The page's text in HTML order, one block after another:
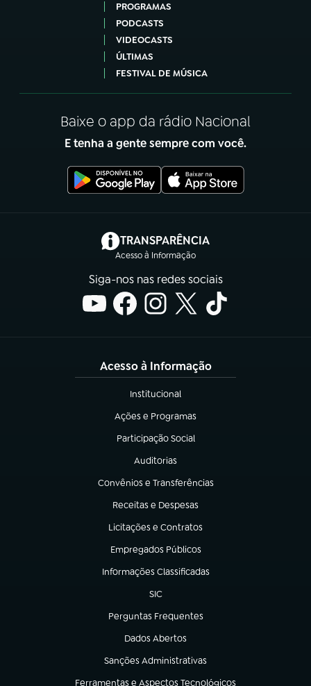
PROGRAMAS
PODCASTS
VIDEOCASTS
ÚLTIMAS
FESTIVAL DE MÚSICA
Baixe o app da rádio Nacional
E tenha a gente sempre com você.
TRANSPARÊNCIA
Acesso à Informação
(abre em nova aba)
Siga-nos nas redes sociais
Acesso à Informação
Institucional
(abre em nova aba)
Ações e Programas
(abre em nova aba)
Participação Social
(abre em nova aba)
Auditorias
(abre em nova aba)
Convênios e Transferências
(abre em nova aba)
Receitas e Despesas
(abre em nova aba)
Licitações e Contratos
(abre em nova aba)
Empregados Públicos
(abre em nova aba)
Informações Classificadas
(abre em nova aba)
SIC
(abre em nova aba)
Perguntas Frequentes
(abre em nova aba)
Dados Abertos
(abre em nova aba)
Sanções Administrativas
(abre em nova aba)
Ferramentas e Aspectos Tecnológicos